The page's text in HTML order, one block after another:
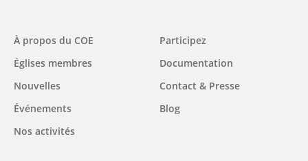
Main
navigation
À propos du COE
Églises membres
Nouvelles
Événements
Nos activités
Participez
Documentation
Contact & Presse
Blog